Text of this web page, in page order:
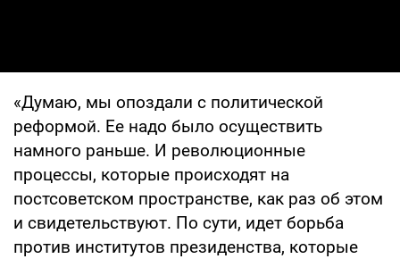
«Думаю, мы опоздали с политической
реформой. Ее надо было осуществить
намного раньше. И революционные
процессы, которые происходят на
постсоветском пространстве, как раз об этом
и свидетельствуют. По сути, идет борьба
против институтов президенства, которые